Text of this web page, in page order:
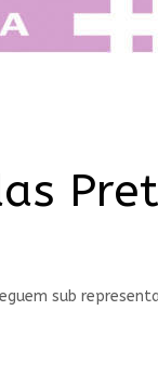
sub